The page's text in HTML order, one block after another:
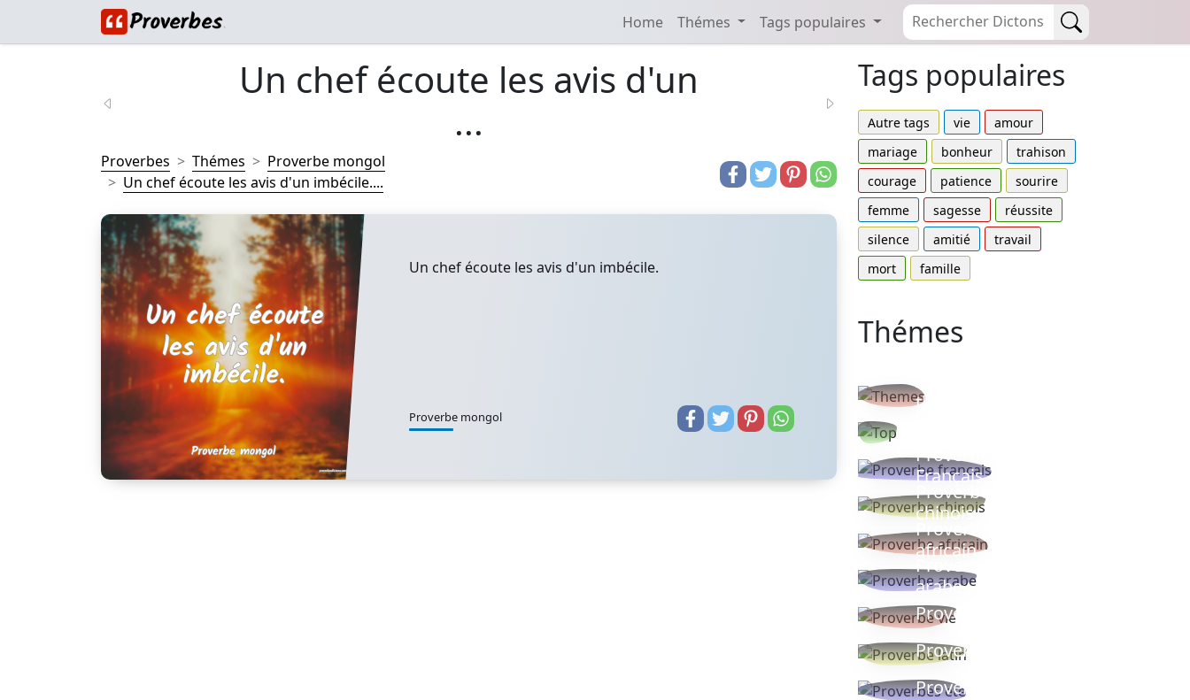
Home Thémes Tags populaires
Un chef écoute les avis d'un
...
Proverbes Thémes
Proverbe mongol
Un chef écoute les avis d'un imbécile....
Un chef écoute les avis d'un imbécile.
Proverbe mongol
Tags populaires
Autre tags vie
amour
mariage
bonheur
trahison
courage
patience
sourire
femme
sagesse
réussite
silence
amitié
travail
mort
famille
Thémes
thèmes
Proverbe
Français
Proverbe
chinois
Proverbe
africain
Proverbe
arabe
Proverbe vie
Proverbe latin
Proverbes ete